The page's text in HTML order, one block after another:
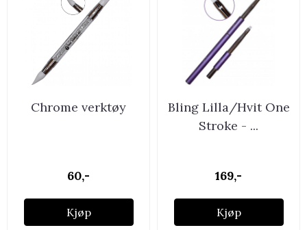
Chrome verktøy
60,-
Kjøp
Bling Lilla/Hvit One
Stroke - ...
169,-
Kjøp